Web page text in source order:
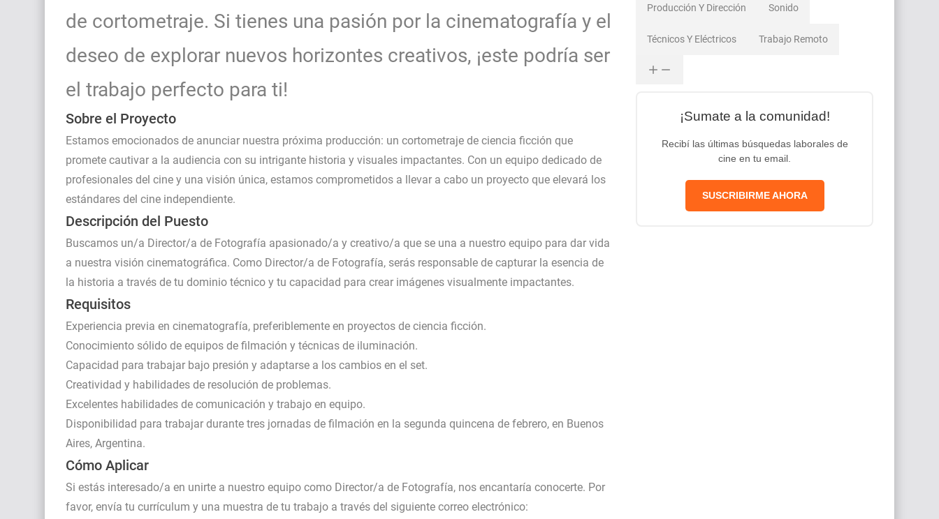
de cortometraje. Si tienes una pasión por la cinematografía y el
deseo de explorar nuevos horizontes creativos, ¡este podría ser
el trabajo perfecto para ti!
Sobre el Proyecto
Estamos emocionados de anunciar nuestra próxima producción: un cortometraje de ciencia ficción que
promete cautivar a la audiencia con su intrigante historia y visuales impactantes. Con un equipo dedicado de
profesionales del cine y una visión única, estamos comprometidos a llevar a cabo un proyecto que elevará los
estándares del cine independiente.
Descripción del Puesto
Buscamos un/a Director/a de Fotografía apasionado/a y creativo/a que se una a nuestro equipo para dar vida
a nuestra visión cinematográfica. Como Director/a de Fotografía, serás responsable de capturar la esencia de
la historia a través de tu dominio técnico y tu capacidad para crear imágenes visualmente impactantes.
Requisitos
Experiencia previa en cinematografía, preferiblemente en proyectos de ciencia ficción.
Conocimiento sólido de equipos de filmación y técnicas de iluminación.
Capacidad para trabajar bajo presión y adaptarse a los cambios en el set.
Creatividad y habilidades de resolución de problemas.
Excelentes habilidades de comunicación y trabajo en equipo.
Disponibilidad para trabajar durante tres jornadas de filmación en la segunda quincena de febrero, en Buenos
Aires, Argentina.
Cómo Aplicar
Si estás interesado/a en unirte a nuestro equipo como Director/a de Fotografía, nos encantaría conocerte. Por
favor, envía tu currículum y una muestra de tu trabajo a través del siguiente correo electrónico:
Producción Y Dirección Sonido
Técnicos Y Eléctricos Trabajo Remoto
¡Sumate a la comunidad!
Recibí las últimas búsquedas laborales de
cine en tu email.
SUSCRIBIRME AHORA